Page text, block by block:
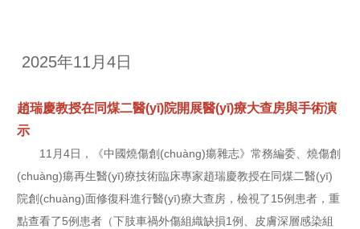
2025年11月4日
趙瑞慶教授在同煤二醫(yī)院開展醫(yī)療大查房與手術演
示
11月4日，《中國燒傷創(chuàng)瘍雜志》常務編委、燒傷創
(chuàng)瘍再生醫(yī)療技術臨床專家趙瑞慶教授在同煤二醫(yī)
院創(chuàng)面修復科進行醫(yī)療大查房，檢視了15例患者，重
點查看了5例患者（下肢車禍外傷組織缺損1例、皮膚深層感染組